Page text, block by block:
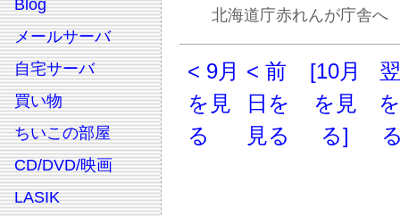
Blog
メールサーバ
自宅サーバ
買い物
ちいこの部屋
CD/DVD/映画
LASIK
北海道庁赤れんが庁舎へ
< 9月
を見
る
< 前
日を
見る
[10月
を見
る]